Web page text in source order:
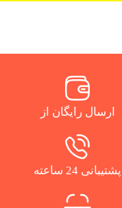
ارسال رایگان از
پشتیبانی 24 ساعته